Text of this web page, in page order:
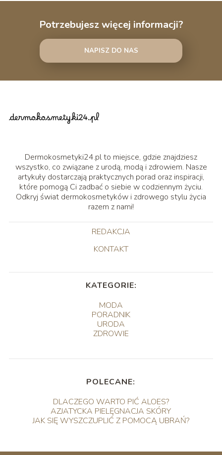
Potrzebujesz więcej informacji?
NAPISZ DO NAS
Dermokosmetyki24.pl to miejsce, gdzie znajdziesz
wszystko, co związane z urodą, modą i zdrowiem. Nasze
artykuły dostarczają praktycznych porad oraz inspiracji,
które pomogą Ci zadbać o siebie w codziennym życiu.
Odkryj świat dermokosmetyków i zdrowego stylu życia
razem z nami!
REDAKCJA
KONTAKT
KATEGORIE:
MODA
PORADNIK
URODA
ZDROWIE
POLECANE:
DLACZEGO WARTO PIĆ ALOES?
AZJATYCKA PIELĘGNACJA SKÓRY
JAK SIĘ WYSZCZUPLIĆ Z POMOCĄ UBRAŃ?